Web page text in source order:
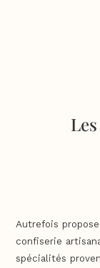
Autrefois
confiserie
spécialités